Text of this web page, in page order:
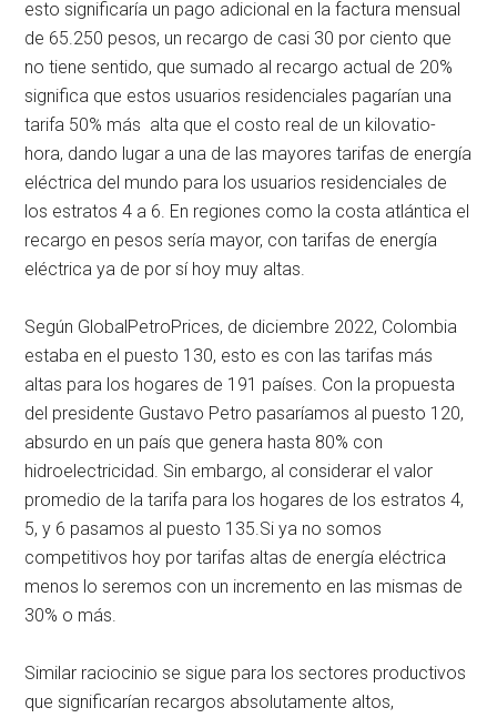
esto significaría un pago adicional en la factura mensual
de 65.250 pesos, un recargo de casi 30 por ciento que
no tiene sentido, que sumado al recargo actual de 20%
significa que estos usuarios residenciales pagarían una
tarifa 50% más alta que el costo real de un kilovatio-
hora, dando lugar a una de las mayores tarifas de energía
eléctrica del mundo para los usuarios residenciales de
los estratos 4 a 6. En regiones como la costa atlántica el
recargo en pesos sería mayor, con tarifas de energía
eléctrica ya de por sí hoy muy altas.
Según GlobalPetroPrices, de diciembre 2022, Colombia
estaba en el puesto 130, esto es con las tarifas más
altas para los hogares de 191 países. Con la propuesta
del presidente Gustavo Petro pasaríamos al puesto 120,
absurdo en un país que genera hasta 80% con
hidroelectricidad. Sin embargo, al considerar el valor
promedio de la tarifa para los hogares de los estratos 4,
5, y 6 pasamos al puesto 135.Si ya no somos
competitivos hoy por tarifas altas de energía eléctrica
menos lo seremos con un incremento en las mismas de
30% o más.
Similar raciocinio se sigue para los sectores productivos
que significarían recargos absolutamente altos,